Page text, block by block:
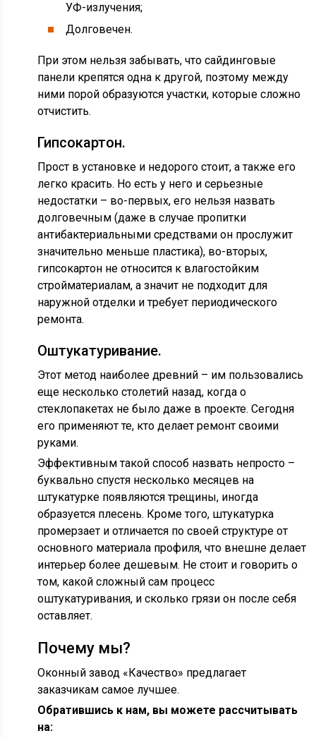
УФ-излучения;
Долговечен.
При этом нельзя забывать, что сайдинговые
панели крепятся одна к другой, поэтому между
ними порой образуются участки, которые сложно
отчистить.
Гипсокартон.
Прост в установке и недорого стоит, а также его
легко красить. Но есть у него и серьезные
недостатки – во-первых, его нельзя назвать
долговечным (даже в случае пропитки
антибактериальными средствами он прослужит
значительно меньше пластика), во-вторых,
гипсокартон не относится к влагостойким
стройматериалам, а значит не подходит для
наружной отделки и требует периодического
ремонта.
Оштукатуривание.
Этот метод наиболее древний – им пользовались
еще несколько столетий назад, когда о
стеклопакетах не было даже в проекте. Сегодня
его применяют те, кто делает ремонт своими
руками.
Эффективным такой способ назвать непросто –
буквально спустя несколько месяцев на
штукатурке появляются трещины, иногда
образуется плесень. Кроме того, штукатурка
промерзает и отличается по своей структуре от
основного материала профиля, что внешне делает
интерьер более дешевым. Не стоит и говорить о
том, какой сложный сам процесс
оштукатуривания, и сколько грязи он после себя
оставляет.
Почему мы?
Оконный завод «Качество» предлагает
заказчикам самое лучшее.
Обратившись к нам, вы можете рассчитывать
на: